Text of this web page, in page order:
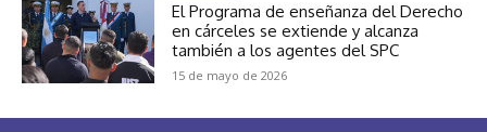
El Programa de enseñanza del Derecho
en cárceles se extiende y alcanza
también a los agentes del SPC
15 de mayo de 2026